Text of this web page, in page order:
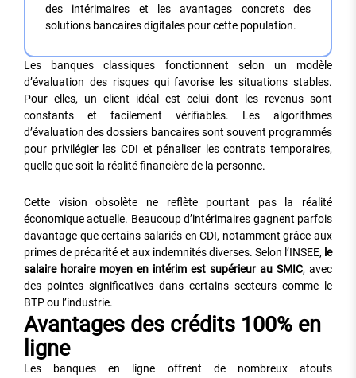
des intérimaires et les avantages concrets des
solutions bancaires digitales pour cette population.
Les banques classiques fonctionnent selon un modèle
d’évaluation des risques qui favorise les situations stables.
Pour elles, un client idéal est celui dont les revenus sont
constants et facilement vérifiables. Les algorithmes
d’évaluation des dossiers bancaires sont souvent programmés
pour privilégier les CDI et pénaliser les contrats temporaires,
quelle que soit la réalité financière de la personne.
Cette vision obsolète ne reflète pourtant pas la réalité
économique actuelle. Beaucoup d’intérimaires gagnent parfois
davantage que certains salariés en CDI, notamment grâce aux
primes de précarité et aux indemnités diverses. Selon l’INSEE, le
salaire horaire moyen en intérim est supérieur au SMIC, avec
des pointes significatives dans certains secteurs comme le
BTP ou l’industrie.
Avantages des crédits 100% en
ligne
Les banques en ligne offrent de nombreux atouts